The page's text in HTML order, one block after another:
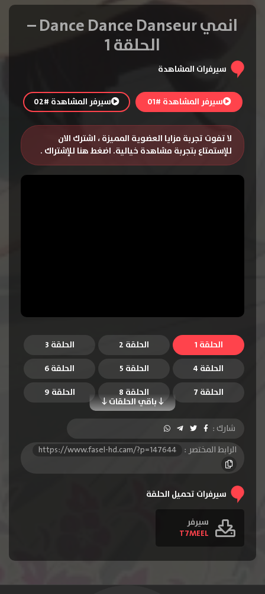
انمي Dance Dance Danseur –
الحلقة 1
سيرفرات المشاهدة
سيرفر المشاهدة #01 سيرفر المشاهدة #02
لا تفوت تجربة مزايا العضوية المميزة ، اشترك الان
للإستمتاع بتجربة مشاهدة خيالية. اضغط هنا للإشتراك .
الحلقة 1 الحلقة 2
الحلقة 3
الحلقة 4
الحلقة 5 الحلقة 6
باقي الحلقات
الحلقة 7 الحلقة 8
الحلقة 9
الحلقة 10
الحلقة 11
شارك :
الرابط المختصر :
https://www.fasel-hd.cam/?p=147644
سيرفرات تحميل الحلقة
سيرفر
T7MEEL